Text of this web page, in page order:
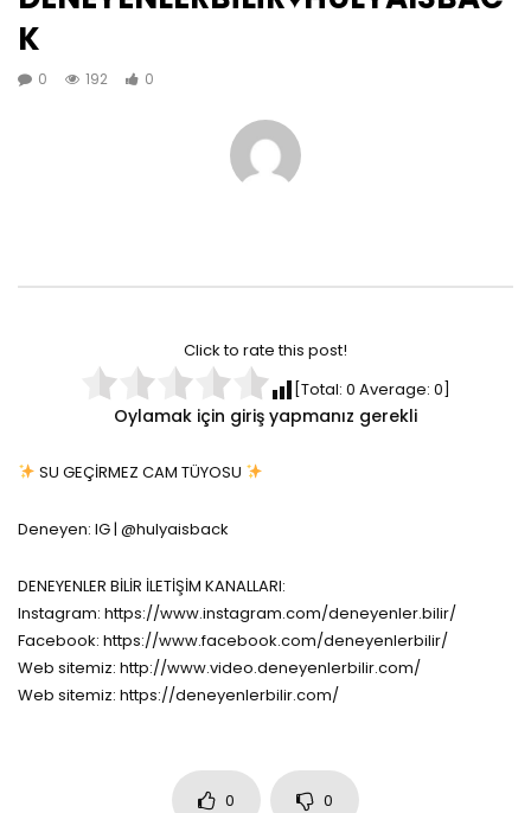
K
0 192 0
Click to rate this post!
[Total: 0 Average: 0]
Oylamak için giriş yapmanız gerekli
SU GEÇİRMEZ CAM TÜYOSU
Deneyen: IG | @hulyaisback
DENEYENLER BİLİR İLETİŞİM KANALLARI:
Instagram: https://www.instagram.com/deneyenler.bilir/
Facebook: https://www.facebook.com/deneyenlerbilir/
Web sitemiz: http://www.video.deneyenlerbilir.com/
Web sitemiz: https://deneyenlerbilir.com/
0 0